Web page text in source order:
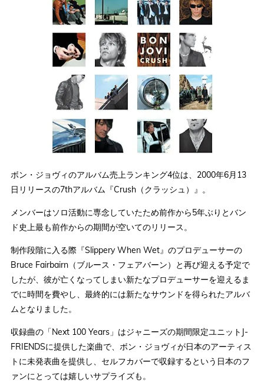
ボン・ジョヴィのアルバム売上ランキング4位は、2000年6月13
日リリースの7thアルバム『Crush（クラッシュ）』。
メンバーはソロ活動に専念していたため前作から5年ぶりとバン
ド史上最も前作からの期間が空いてのリリース。
制作段階に入る際『Slippery When Wet』のプロデューサーの
Bruce Fairbairn（ブルース・フェアバーン）と再び迎える予定で
したが、彼が亡くなってしまい新たなプロデューサーを迎えるま
でに時間を費やし、最終的には新たなサウンドを得られたアルバ
ムとなりました。
収録曲の「Next 100 Years」はジャニーズの期間限定ユニットJ-
FRIENDSに提供した楽曲で、ボン・ジョヴィが日本のアーティス
トに未発表曲を提供し、セルフカバーで収録するという日本のフ
ァンにとっては嬉しいサプライズも。